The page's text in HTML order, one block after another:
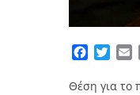
Θέση για το